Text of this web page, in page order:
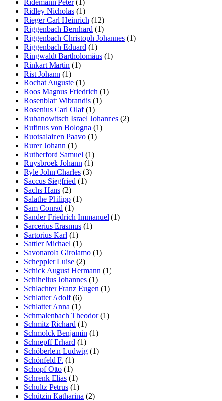
Ridemann Peter(1)
Ridley Nicholas (1)
Rieger Carl Heinrich (12)
Riggenbach Bernhard (1)
Riggenbach Christoph Johannes (1)
Riggenbach Eduard (1)
Ringwaldt Bartholomäus (1)
Rinkart Martin (1)
Rist Johann (1)
Rochat Auguste (1)
Roos Magnus Friedrich (1)
Rosenblatt Wibrandis (1)
Rosenius Carl Olaf(1)
Rubanowitsch Israel Johannes (2)
Rufinus von Bologna (1)
Ruotsalainen Paavo (1)
Rurer Johann (1)
Rutherford Samuel (1)
Ruysbroek Johann (1)
Ryle John Charles (3)
Saccus Siegfried (1)
Sachs Hans (2)
Salathe Philipp (1)
Sam Conrad (1)
Sander Friedrich Immanuel (1)
Sarcerius Erasmus (1)
Sartorius Karl (1)
Sattler Michael (1)
Savonarola Girolamo (1)
Scheppler Luise (2)
Schick August Hermann (1)
Schihelius Johannes (1)
Schlachter Franz Eugen (1)
Schlatter Adolf(6)
Schlatter Anna (1)
Schmalenbach Theodor(1)
Schmitz Richard (1)
Schmolck Benjamin (1)
Schnepff Erhard (1)
Schöberlein Ludwig (1)
Schönfeld F. (1)
Schopf Otto (1)
Schrenk Elias (1)
Schultz Petrus (1)
Schützin Katharina (2)